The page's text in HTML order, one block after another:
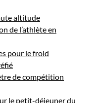
altitude
de l’athlète en
pour le froid
de compétition
le petit-déjeuner du